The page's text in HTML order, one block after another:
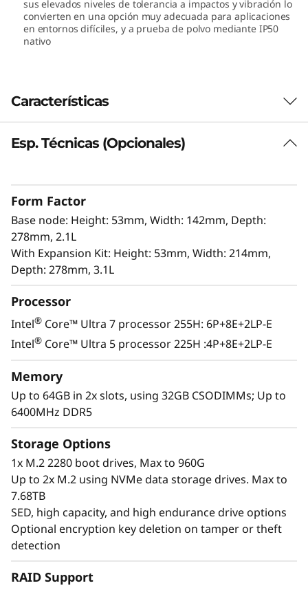
d
a
a
o
d
a
p
u
e
b
a
sus elevados niveles de tolerancia a impactos y vibración lo
convierten en una opción muy adecuada para aplicaciones
en entornos difíciles, y a prueba de polvo mediante IP50
nativo
Características
Diseño innovador para el perímetro
por lo que resulta ideal para espacios
confinados sin comprometer el rendimiento.
Incluye opciones de seguridad y es fácil de
gestionar con Lenovo XClarity Controller. Esta
combinación es perfecta para aplicaciones
rendimiento, baja latencia y consumo eficiente
para analítica mediante IA.
Excepcional rendimiento y funcionalidad
Esp. Técnicas (Opcionales)
Form Factor
Base node: Height: 53mm, Width: 142mm, Depth:
278mm, 2.1L
With Expansion Kit: Height: 53mm, Width: 214mm,
Depth: 278mm, 3.1L
Processor
Intel® Core™ Ultra 7 processor 255H: 6P+8E+2LP-E
Intel® Core™ Ultra 5 processor 225H :4P+8E+2LP-E
Memory
Up to 64GB in 2x slots, using 32GB CSODIMMs; Up to
6400MHz DDR5
Storage Options
1x M.2 2280 boot drives, Max to 960G
Up to 2x M.2 using NVMe data storage drives. Max to
7.68TB
SED, high capacity, and high endurance drive options
Optional encryption key deletion on tamper or theft
detection
RAID Support